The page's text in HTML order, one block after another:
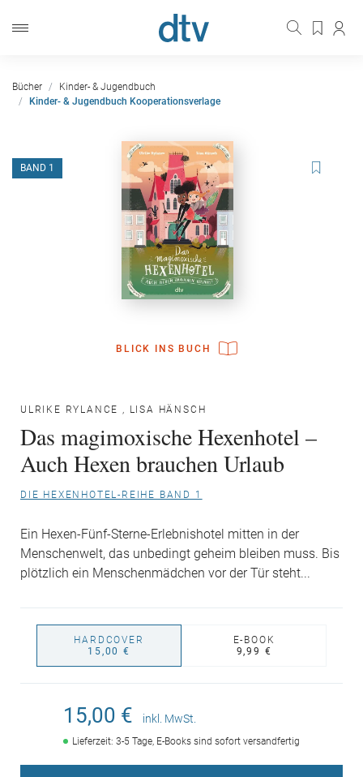
Bücher
Kinder- & Jugendbuch
Kinder- & Jugendbuch Kooperationsverlage
BLICK INS BUCH
BAND 1
ULRIKE RYLANCE , LISA HÄNSCH
Das magimoxische Hexenhotel –
Auch Hexen brauchen Urlaub
DIE HEXENHOTEL-REIHE BAND 1
Ein Hexen-Fünf-Sterne-Erlebnishotel mitten in der
Menschenwelt, das unbedingt geheim bleiben muss. Bis
plötzlich ein Menschenmädchen vor der Tür steht...
HARDCOVER
15,00 €
E-BOOK
9,99 €
15,00 € inkl. MwSt.
Lieferzeit: 3-5 Tage, E-Books sind sofort versandfertig